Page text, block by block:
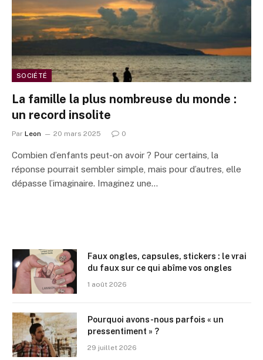
SOCIÉTÉ
La famille la plus nombreuse du monde :
un record insolite
Par Leon 20 mars 2025 0
Combien d’enfants peut-on avoir ? Pour certains, la
réponse pourrait sembler simple, mais pour d’autres, elle
dépasse l’imaginaire. Imaginez une…
Faux ongles, capsules, stickers : le vrai
du faux sur ce qui abîme vos ongles
1 août 2026
Pourquoi avons-nous parfois « un
pressentiment » ?
29 juillet 2026